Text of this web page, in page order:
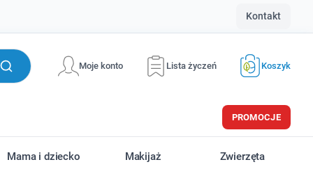
Kontakt
Moje konto Lista życzeń Koszyk
PROMOCJE
Mama i dziecko Makijaż Zwierzęta